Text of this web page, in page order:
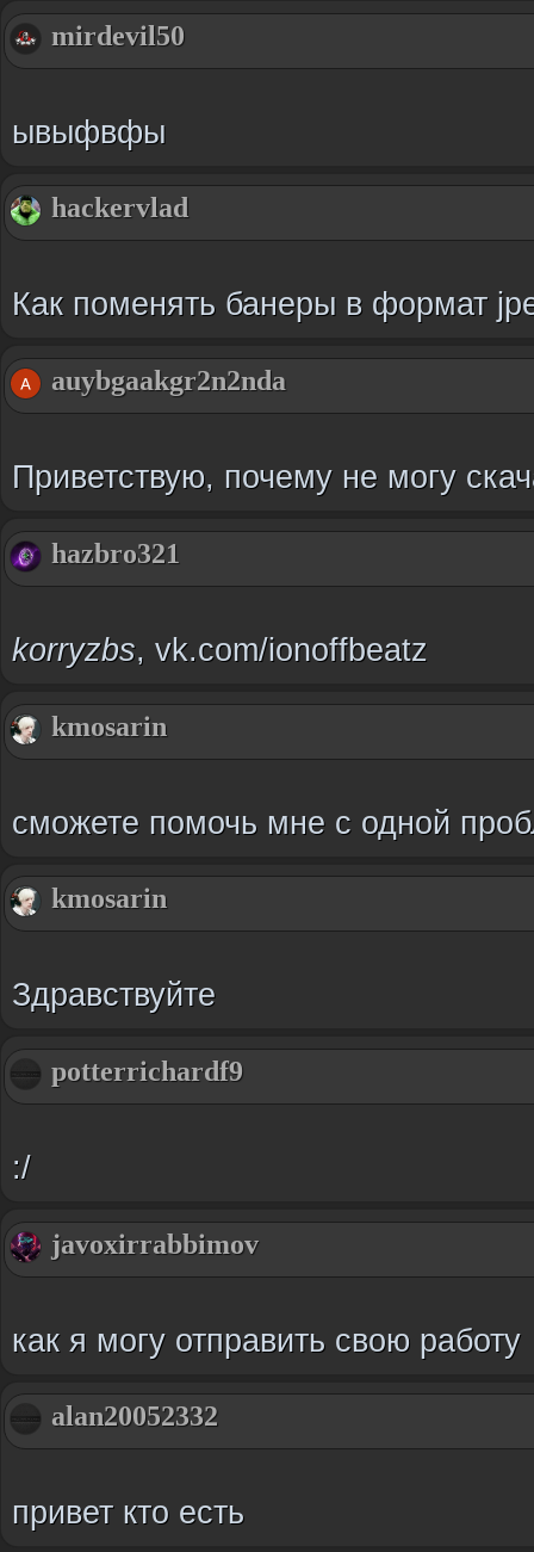
mirdevil50
ывыфвфы
hackervlad
Как поменять банеры в формат
auybgaakgr2n2nda
Приветствую, почему не могу
hazbro321
korryzbs, vk.com/ionoffbeatz
kmosarin
сможете помочь мне с одной
kmosarin
Здравствуйте
potterrichardf9
:/
javoxirrabbimov
как я могу отправить свою работу
alan20052332
привет кто есть